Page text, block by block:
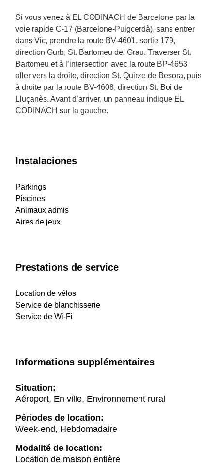
Si vous venez à EL CODINACH de Barcelone par la
voie rapide C-17 (Barcelone-Puigcerdà), sans entrer
dans Vic, prendre la route BV-4601, sortie 179,
direction Gurb, St. Bartomeu del Grau. Traverser St.
Bartomeu et à l’intersection avec la route BP-4653
aller vers la droite, direction St. Quirze de Besora, puis
à droite par la route BV-4608, direction St. Boi de
Lluçanès. Avant d’arriver, un panneau indique EL
CODINACH sur la gauche.
Instalaciones
Parkings
Piscines
Animaux admis
Aires de jeux
Prestations de service
Location de vélos
Service de blanchisserie
Service de Wi-Fi
Informations supplémentaires
Situation:
Aéroport, En ville, Environnement rural
Périodes de location:
Week-end, Hebdomadaire
Modalité de location:
Location de maison entière